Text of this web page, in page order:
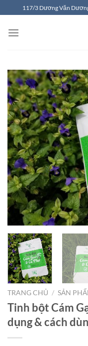
Chuyển
đến
nội
117/3 Dương Văn
TRANG CHỦ / SẢN
Tinh bột Cám
dụng & cách